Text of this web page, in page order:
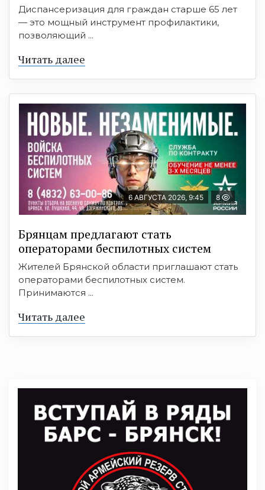
Диспансеризация для граждан старше 65 лет
— это мощный инструмент профилактики,
позволяющий ...
Читать далее
6 АВГУСТА 2026, 9:45 8
Брянцам предлагают cтать
оперaтoрами бeспилотных систeм
Жителей Брянской области приглашают стать
операторами беспилотных систем.
Принимаются ...
Читать далее